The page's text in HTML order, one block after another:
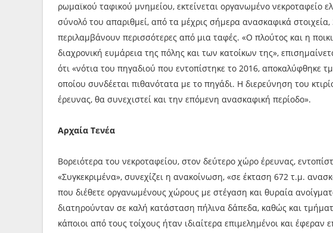
ρωμαϊκού ταφικού μνημείου, εκτείνεται οργανωμένο νεκροταφείο
σύνολό του απαριθμεί, από τα μέχρις σήμερα ανασκαφικά
περιλαμβάνουν περισσότερες από μια ταφές. «Ο πλούτος και η
διαχρονική ευμάρεια της πόλης και των κατοίκων της»,
ότι «νότια του πηγαδιού που εντοπίστηκε το 2016, αποκαλύφθηκε
οποίου συνδέεται πιθανότατα με το πηγάδι. Η διερεύνηση του
έρευνας, θα συνεχιστεί και την επόμενη ανασκαφική περίοδο».
Αρχαία Τενέα
Βορειότερα του νεκροταφείου, στον δεύτερο χώρο έρευνας,
«Συγκεκριμένα», συνεχίζει η ανακοίνωση, «σε έκταση 672 τ.μ.
που διέθετε οργανωμένους χώρους με στέγαση και θυραία
διατηρούνταν σε καλή κατάσταση πήλινα δάπεδα, καθώς και
κάποιοι από τους τοίχους ήταν ιδιαίτερα επιμελημένοι και έφεραν